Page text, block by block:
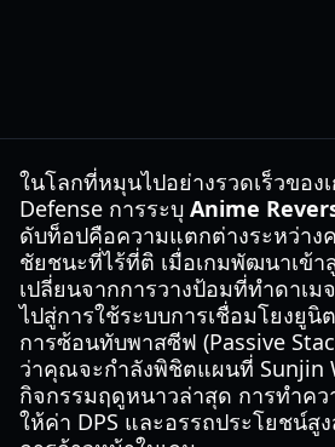
ในโลกที่หมุนไปอย่างรวดเร็วของ
Defense การระบุ Anime
ดับท็อปคือความแตกต่างระหว่าง
ชัยชนะที่ไร้ที่ติ เมื่อเกมพัฒนาเข้า
เปลี่ยนจากการวางป้อมที่ทำดาเม
ไปสู่การใช้ระบบการเชื่อมโยงยูนิ
การซ้อนทับพาสซีฟ (Passive
ว่าคุณจะกำลังพิชิตแผนที่ Sunjin
กิจกรรมฤดูหนาวล่าสุด การทำคว
ให้ค่า DPS และอรรถประโยชน์สู